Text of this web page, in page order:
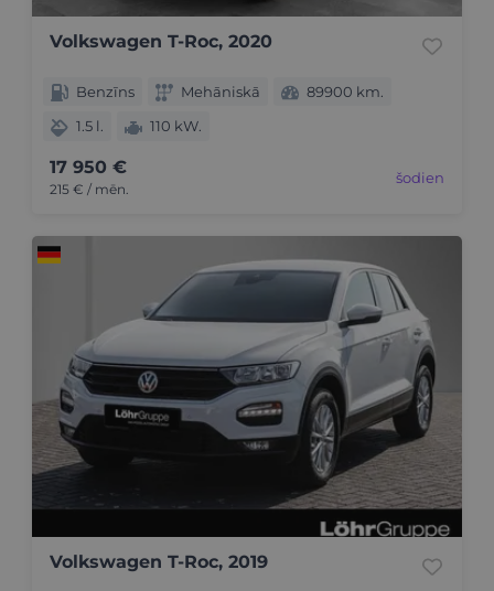
Volkswagen T-Roc, 2020
Benzīns Mehāniskā
89900 km.
1.5 l.
110 kW.
17 950 €
215 € / mēn.
šodien
Volkswagen T-Roc, 2019